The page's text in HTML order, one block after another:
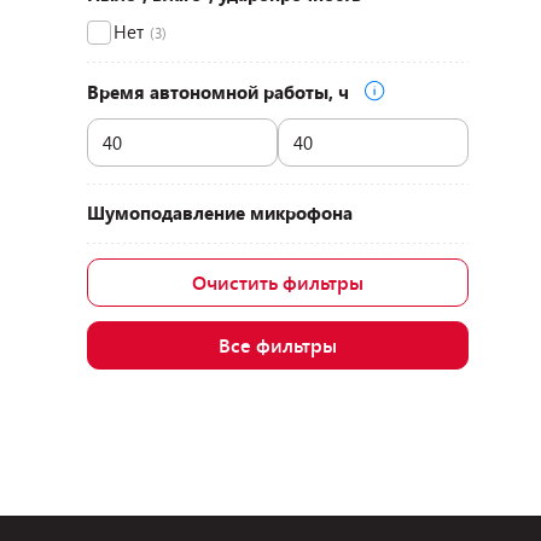
Нет (3)
Время автономной работы, ч
Шумоподавление микрофона
Очистить фильтры
Все фильтры